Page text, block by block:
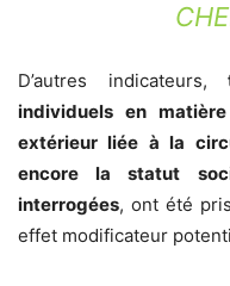
D’autres indicateurs,
individuels en
extérieur liée à la
encore la statut
interrogées, ont été
effet modificateur